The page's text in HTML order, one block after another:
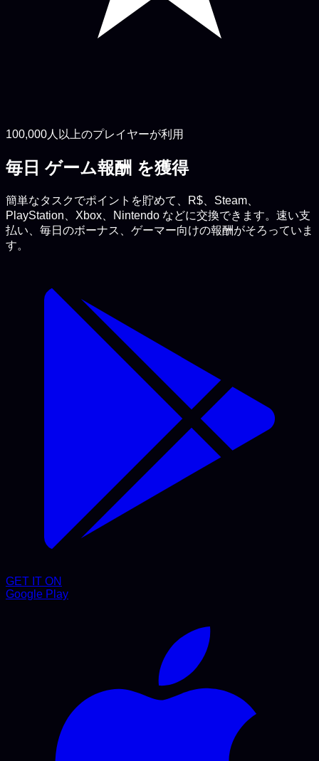
100,000人以上のプレイヤーが利用
毎日 ゲーム報酬 を獲得
簡単なタスクでポイントを貯めて、R$、Steam、
PlayStation、Xbox、Nintendo などに交換できます。速い支
払い、毎日のボーナス、ゲーマー向けの報酬がそろっていま
す。
GET IT ON
Google Play